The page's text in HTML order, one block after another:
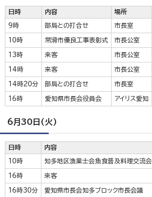
日時 内容 場所
9時 部局との打合せ 市長室
10時 常滑市優良工事表彰式 市長公室
13時 来客 市長公室
14時 来客 市長公室
14時20分 部局との打合せ 市長室
16時 愛知県市長会役員会 アイリス愛知
6月30日(火)
日時 内容
10時 知多地区漁業士会魚食普及料理交流会
16時 来客
16時30分 愛知県市長会知多ブロック市長会議